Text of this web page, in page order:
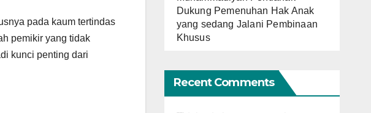
pada kaum tertindas
pemikir yang tidak
kunci penting dari
Dukung Pemenuhan Hak Anak
yang sedang Jalani Pembinaan
Khusus
Recent Comments